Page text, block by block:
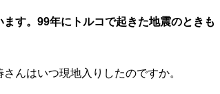
す。99年にトルコで起きた地震のときも
んはいつ現地入りしたのですか。